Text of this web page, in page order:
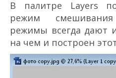
В палитре Layers
режим
режимы всегда дают
на чем и построен